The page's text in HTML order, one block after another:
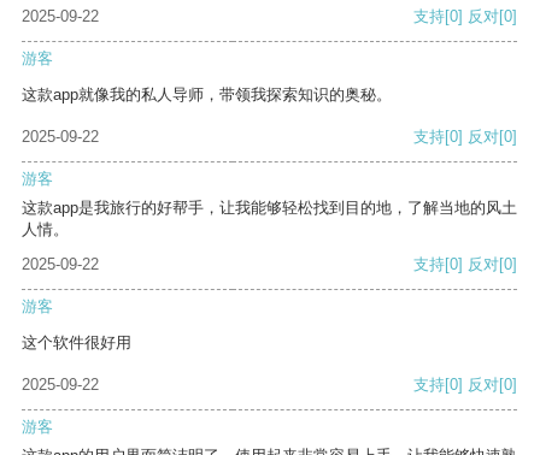
2025-09-22 支持[0] 反对[0]
游客
这款app就像我的私人导师，带领我探索知识的奥秘。
2025-09-22 支持[0] 反对[0]
游客
这款app是我旅行的好帮手，让我能够轻松找到目的地，了解当地的风土
人情。
2025-09-22
支持[0] 反对[0]
游客
这个软件很好用
2025-09-22 支持[0] 反对[0]
游客